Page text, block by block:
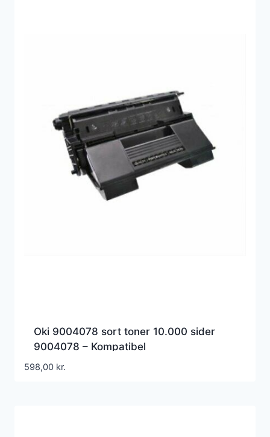
Oki 9004078 sort toner 10.000 sider
9004078 – Kompatibel
598,00 kr.